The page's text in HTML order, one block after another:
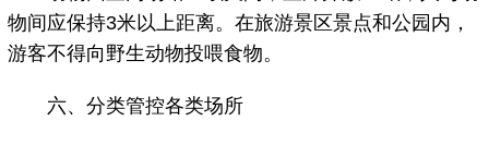
物间应保持3米以上距离。在旅游景区景点和公园内，
游客不得向野生动物投喂食物。
六、分类管控各类场所